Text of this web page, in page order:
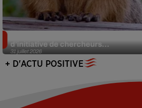
31 juillet 2026
d’initiative de chercheurs...
+ D'ACTU POSITIVE